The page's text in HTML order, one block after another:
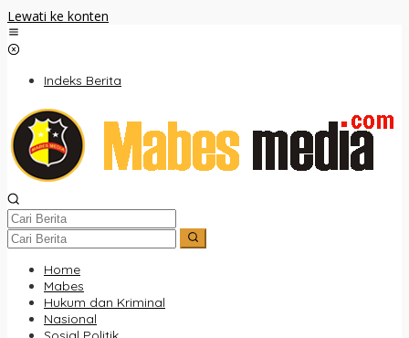
Lewati ke konten
Indeks Berita
Home
Mabes
Hukum dan Kriminal
Nasional